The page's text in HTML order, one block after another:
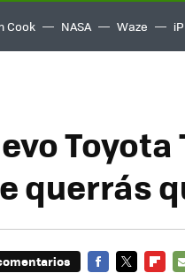
Cook NASA Waze
querrás